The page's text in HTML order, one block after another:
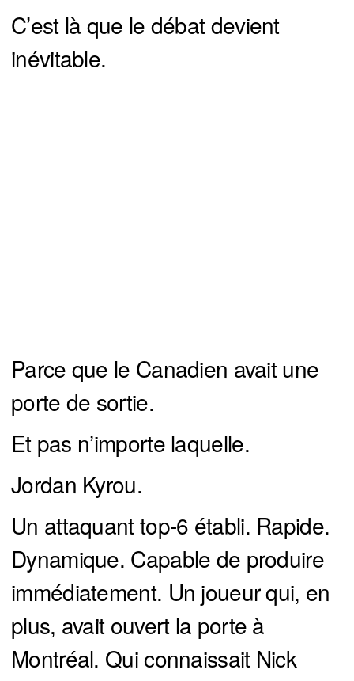
C’est là que le débat devient
inévitable.
Parce que le Canadien avait une
porte de sortie.
Et pas n’importe laquelle.
Jordan Kyrou.
Un attaquant top-6 établi. Rapide.
Dynamique. Capable de produire
immédiatement. Un joueur qui, en
plus, avait ouvert la porte à
Montréal. Qui connaissait Nick